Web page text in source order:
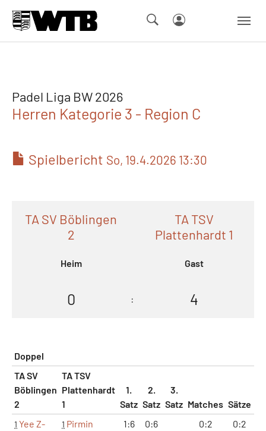
Padel Liga BW 2026
Herren Kategorie 3 - Region C
Spielbericht So, 19.4.2026 13:30
TA SV Böblingen
2
Heim
TA TSV
Plattenhardt 1
Gast
0 : 4
Doppel
TA SV
Böblingen
2
TA TSV
Plattenhardt
1
1.
Satz
2.
Satz
3.
Satz Matches Sätze
1 Yee Z-
1 Pirmin
1:6 0:6 0:2 0:2